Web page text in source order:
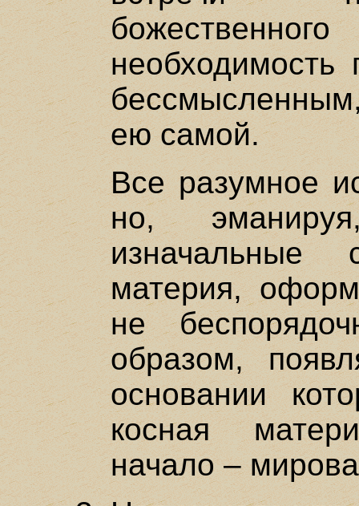
ею самой.
Все разумное
но,
изначальные
материя,
не
образом,
основании
косная
начало –